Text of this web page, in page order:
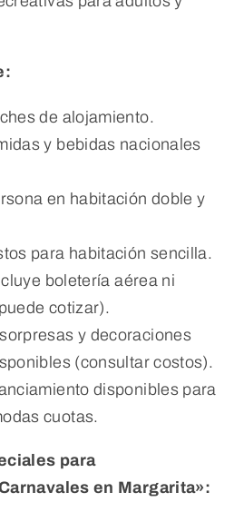
de alojamiento.
y bebidas nacionales
en habitación doble y
para habitación sencilla.
boletería aérea ni
cotizar).
y decoraciones
(consultar costos).
disponibles para
cuotas.
para
en Margarita»: